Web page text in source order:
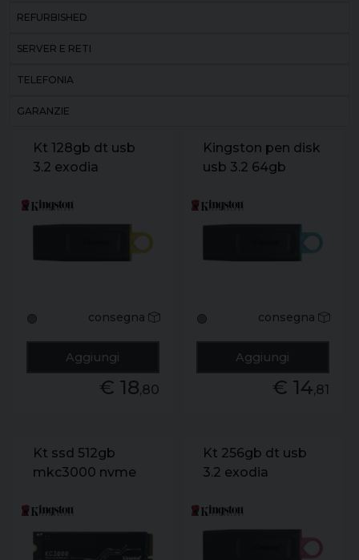
REFURBISHED
SERVER E RETI
TELEFONIA
GARANZIE
Kt 128gb dt usb
3.2 exodia
🟢 consegna
Aggiungi
€ 18,80
Kingston pen disk
usb 3.2 64gb
exodia
🟢 consegna
Aggiungi
€ 14,81
Kt ssd 512gb
mkc3000 nvme
Kt 256gb dt usb
3.2 exodia